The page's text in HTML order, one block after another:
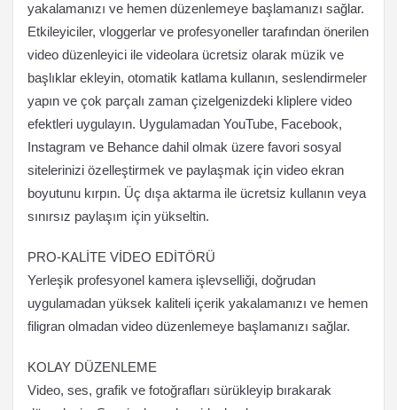
yakalamanızı ve hemen düzenlemeye başlamanızı sağlar.
Etkileyiciler, vloggerlar ve profesyoneller tarafından önerilen
video düzenleyici ile videolara ücretsiz olarak müzik ve
başlıklar ekleyin, otomatik katlama kullanın, seslendirmeler
yapın ve çok parçalı zaman çizelgenizdeki kliplere video
efektleri uygulayın. Uygulamadan YouTube, Facebook,
Instagram ve Behance dahil olmak üzere favori sosyal
sitelerinizi özelleştirmek ve paylaşmak için video ekran
boyutunu kırpın. Üç dışa aktarma ile ücretsiz kullanın veya
sınırsız paylaşım için yükseltin.
PRO-KALİTE VİDEO EDİTÖRÜ
Yerleşik profesyonel kamera işlevselliği, doğrudan
uygulamadan yüksek kaliteli içerik yakalamanızı ve hemen
filigran olmadan video düzenlemeye başlamanızı sağlar.
KOLAY DÜZENLEME
Video, ses, grafik ve fotoğrafları sürükleyip bırakarak